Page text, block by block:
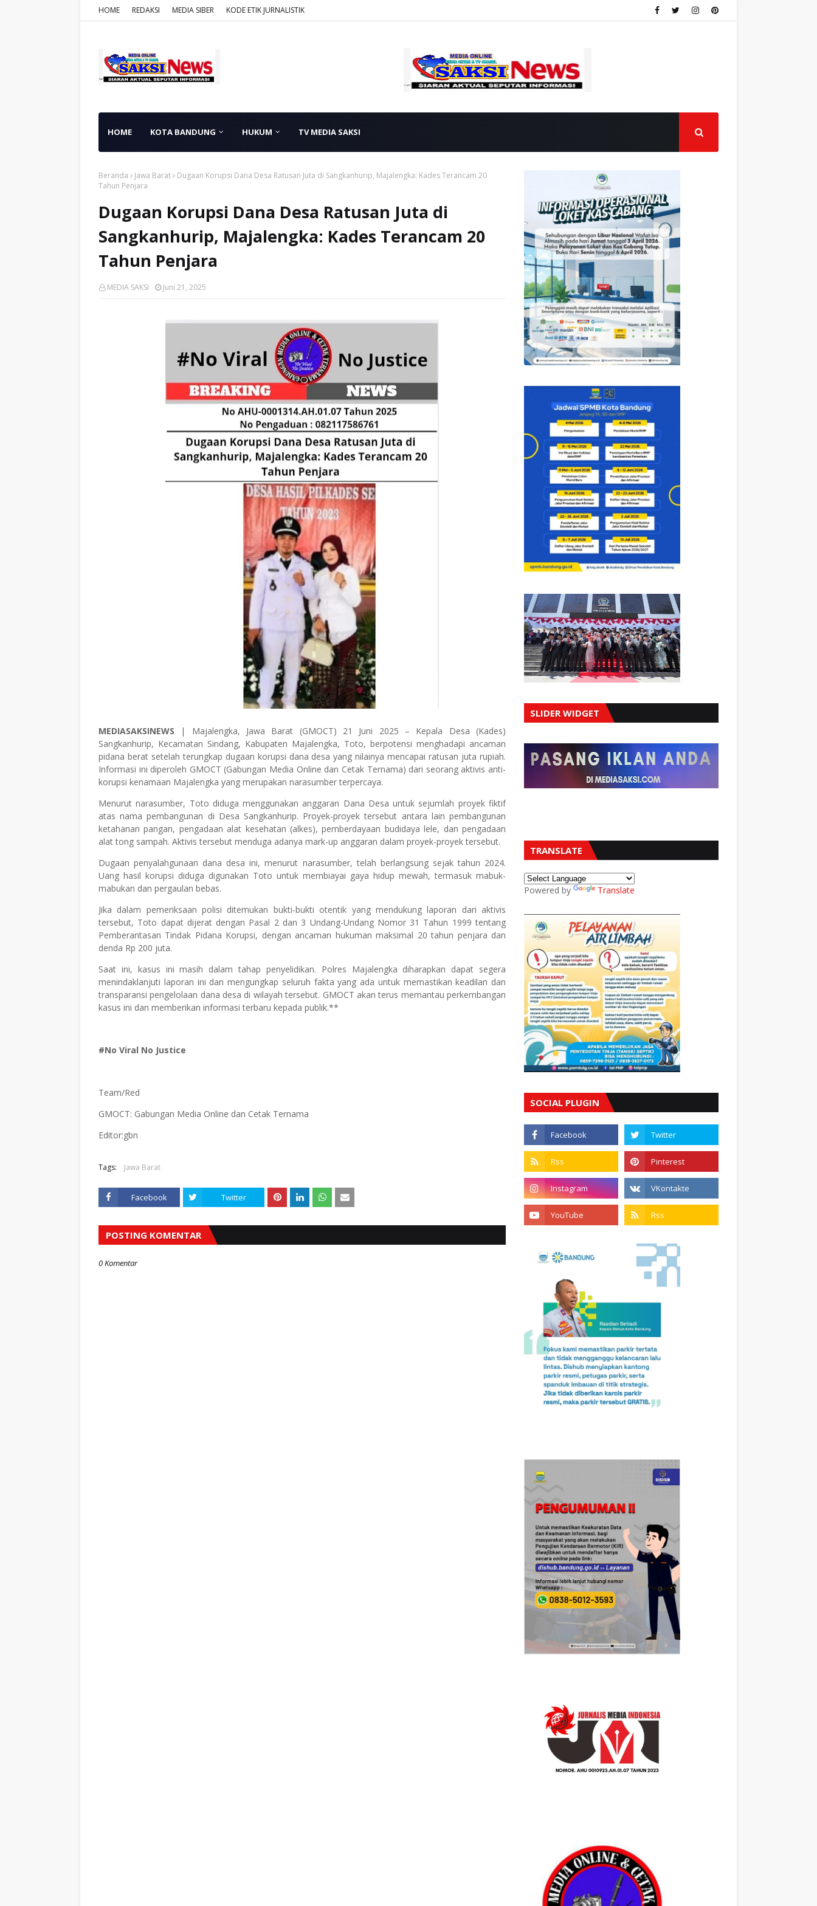
HOME REDAKSI MEDIA SIBER KODE ETIK JURNALISTIK
HOME KOTA BANDUNG HUKUM TV MEDIA SAKSI
Beranda Jawa Barat
Dugaan Korupsi Dana Desa Ratusan Juta di Sangkanhurip, Majalengka: Kades Terancam 20
Tahun Penjara
Dugaan Korupsi Dana Desa Ratusan Juta di
Sangkanhurip, Majalengka: Kades Terancam 20
Tahun Penjara
MEDIA SAKSI Juni 21, 2025
MEDIASAKSINEWS | Majalengka, Jawa Barat (GMOCT) 21 Juni 2025 – Kepala Desa (Kades)
Sangkanhurip, Kecamatan Sindang, Kabupaten Majalengka, Toto, berpotensi menghadapi ancaman
pidana berat setelah terungkap dugaan korupsi dana desa yang nilainya mencapai ratusan juta rupiah.
Informasi ini diperoleh GMOCT (Gabungan Media Online dan Cetak Ternama) dari seorang aktivis anti-
korupsi kenamaan Majalengka yang merupakan narasumber terpercaya.
Menurut narasumber, Toto diduga menggunakan anggaran Dana Desa untuk sejumlah proyek fiktif
atas nama pembangunan di Desa Sangkanhurip. Proyek-proyek tersebut antara lain pembangunan
ketahanan pangan, pengadaan alat kesehatan (alkes), pemberdayaan budidaya lele, dan pengadaan
alat tong sampah. Aktivis tersebut menduga adanya mark-up anggaran dalam proyek-proyek tersebut.
Dugaan penyalahgunaan dana desa ini, menurut narasumber, telah berlangsung sejak tahun 2024.
Uang hasil korupsi diduga digunakan Toto untuk membiayai gaya hidup mewah, termasuk mabuk-
mabukan dan pergaulan bebas.
Jika dalam pemeriksaan polisi ditemukan bukti-bukti otentik yang mendukung laporan dari aktivis
tersebut, Toto dapat dijerat dengan Pasal 2 dan 3 Undang-Undang Nomor 31 Tahun 1999 tentang
Pemberantasan Tindak Pidana Korupsi, dengan ancaman hukuman maksimal 20 tahun penjara dan
denda Rp 200 juta.
Saat ini, kasus ini masih dalam tahap penyelidikan. Polres Majalengka diharapkan dapat segera
menindaklanjuti laporan ini dan mengungkap seluruh fakta yang ada untuk memastikan keadilan dan
transparansi pengelolaan dana desa di wilayah tersebut. GMOCT akan terus memantau perkembangan
kasus ini dan memberikan informasi terbaru kepada publik.**
#No Viral No Justice
Team/Red
GMOCT: Gabungan Media Online dan Cetak Ternama
Editor:gbn
Tags: Jawa Barat
Facebook Twitter
POSTING KOMENTAR
0 Komentar
SLIDER WIDGET
TRANSLATE
Powered by Translate
SOCIAL PLUGIN